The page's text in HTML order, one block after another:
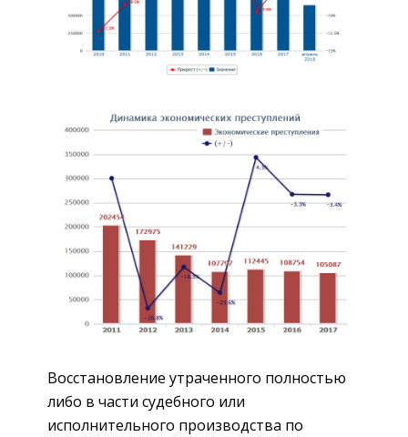
Восстановление утраченного полностью
либо в части судебного или
исполнительного производства по